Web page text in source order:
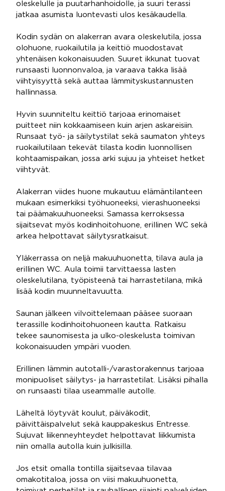
oleskelulle ja puutarhanhoidolle, ja suuri terassi
jatkaa asumista luontevasti ulos kesäkaudella.
Kodin sydän on alakerran avara oleskelutila, jossa
olohuone, ruokailutila ja keittiö muodostavat
yhtenäisen kokonaisuuden. Suuret ikkunat tuovat
runsaasti luonnonvaloa, ja varaava takka lisää
viihtyisyyttä sekä auttaa lämmityskustannusten
hallinnassa.
Hyvin suunniteltu keittiö tarjoaa erinomaiset
puitteet niin kokkaamiseen kuin arjen askareisiin.
Runsaat työ- ja säilytystilat sekä saumaton yhteys
ruokailutilaan tekevät tilasta kodin luonnollisen
kohtaamispaikan, jossa arki sujuu ja yhteiset hetket
viihtyvät.
Alakerran viides huone mukautuu elämäntilanteen
mukaan esimerkiksi työhuoneeksi, vierashuoneeksi
tai päämakuuhuoneeksi. Samassa kerroksessa
sijaitsevat myös kodinhoitohuone, erillinen WC sekä
arkea helpottavat säilytysratkaisut.
Yläkerrassa on neljä makuuhuonetta, tilava aula ja
erillinen WC. Aula toimii tarvittaessa lasten
oleskelutilana, työpisteenä tai harrastetilana, mikä
lisää kodin muunneltavuutta.
Saunan jälkeen vilvoittelemaan pääsee suoraan
terassille kodinhoitohuoneen kautta. Ratkaisu
tekee saunomisesta ja ulko-oleskelusta toimivan
kokonaisuuden ympäri vuoden.
Erillinen lämmin autotalli-/varastorakennus tarjoaa
monipuoliset säilytys- ja harrastetilat. Lisäksi pihalla
on runsaasti tilaa useammalle autolle.
Läheltä löytyvät koulut, päiväkodit,
päivittäispalvelut sekä kauppakeskus Entresse.
Sujuvat liikenneyhteydet helpottavat liikkumista
niin omalla autolla kuin julkisilla.
Jos etsit omalla tontilla sijaitsevaa tilavaa
omakotitaloa, jossa on viisi makuuhuonetta,